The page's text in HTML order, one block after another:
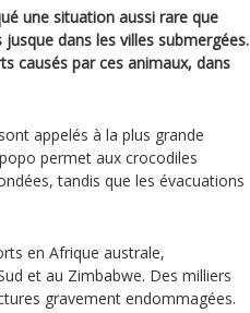
une situation aussi rare que
dans les villes submergées.
causés par ces animaux, dans
appelés à la plus grande
permet aux crocodiles
tandis que les évacuations
en Afrique australe,
et au Zimbabwe. Des milliers
gravement endommagées.